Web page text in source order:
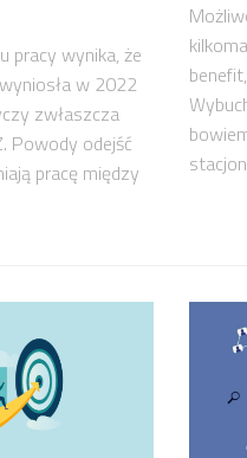
pracy wynika, że
w 2022
zwłaszcza
Powody odejść
pracę między